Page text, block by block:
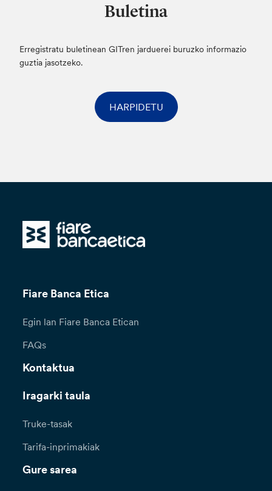
Buletina
Erregistratu buletinean GITren jarduerei buruzko informazio
guztia jasotzeko.
HARPIDETU
Fiare Banca Etica
Egin lan Fiare Banca Etican
FAQs
Kontaktua
Iragarki taula
Truke-tasak
Tarifa-inprimakiak
Gure sarea